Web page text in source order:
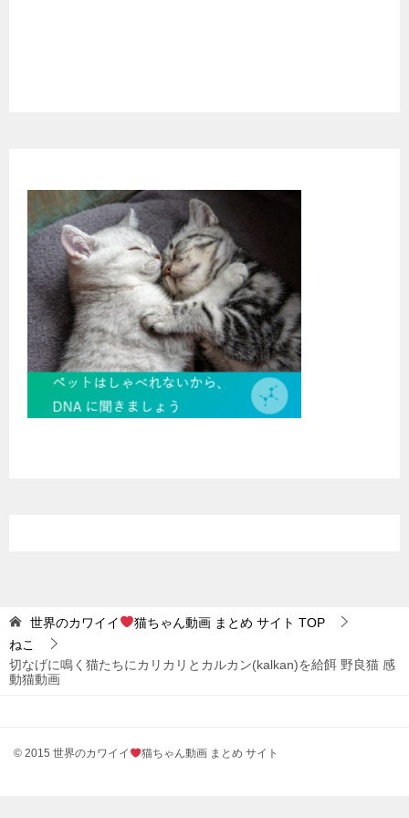
世界のカワイイ 猫ちゃん動画 まとめ サイト TOP
ねこ
切なげに鳴く猫たちにカリカリとカルカン(kalkan)を給餌 野良猫 感
動猫動画
© 2015 世界のカワイイ 猫ちゃん動画 まとめ サイト